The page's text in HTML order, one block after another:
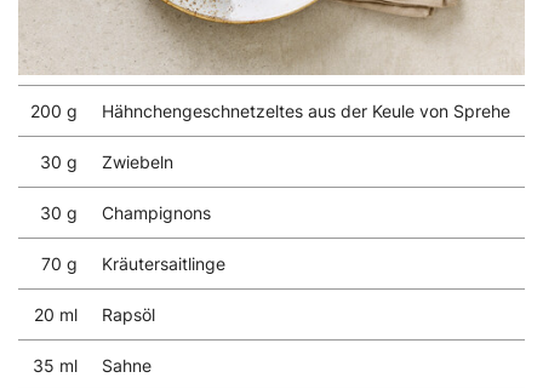
200 g Hähnchengeschnetzeltes aus der Keule von Sprehe
30 g Zwiebeln
30 g Champignons
70 g Kräutersaitlinge
20 ml Rapsöl
35 ml Sahne